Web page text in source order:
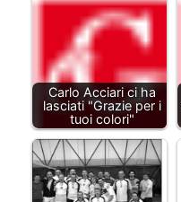
Carlo Acciari ci ha
lasciati "Grazie per i
tuoi colori"